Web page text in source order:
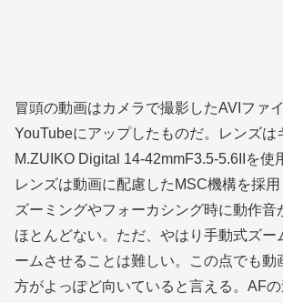
冒頭の動画はカメラで撮影したAVIファ
YouTubeにアップしたものだ。レンズは
M.ZUIKO Digital 14-42mmF3.5-5.6IIを使
レンズは動画に配慮したMSC機構を採用
ズーミングやフォーカシング時に動作音
ほとんどない。ただ、やはり手動式ズー
ームさせることは難しい。この点でも動
方がよっぽど向いていると言える。AF